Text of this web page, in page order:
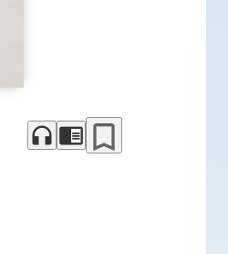
headphones chrome_reader_mode bookmark_border